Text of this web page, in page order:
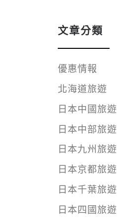
文章分類
優惠情報
北海道旅遊
日本中國旅遊
日本中部旅遊
日本九州旅遊
日本京都旅遊
日本千葉旅遊
日本四國旅遊